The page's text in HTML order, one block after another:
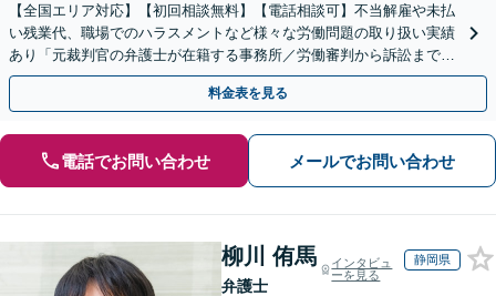
【全国エリア対応】【初回相談無料】【電話相談可】不当解雇や未払
い残業代、職場でのハラスメントなど様々な労働問題の取り扱い実績
あり「元裁判官の弁護士が在籍する事務所／労働審判から訴訟まで、
裁判官経験を活かした最適な戦略を立案」
料金表を見る
電話でお問い合わせ メールでお問い合わせ
柳川 侑馬
弁護士
インタビュ
ーを見る
静岡県